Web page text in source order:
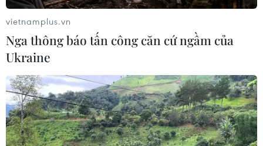
Ngôn ngữ
TTXVN
Dịch vụ tin
Liên hệ
Giấy phép số: 1374/GP-BTTTT do Bộ Thông tin và Truyền thông
cấp ngày 11/9/2008.
Quảng cáo: Phó TBT Nguyễn Thị Tám: 093.5958688, Email:
vietnamplus.vn
Nga thông báo tấn công căn cứ ngầm của
Ukraine